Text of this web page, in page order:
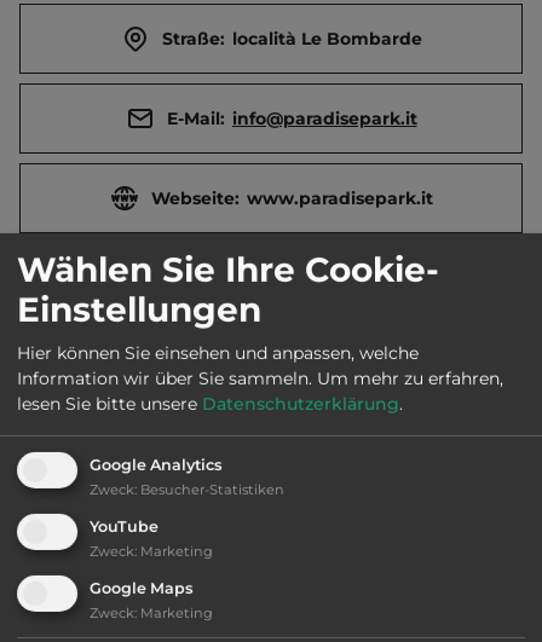
Straße: località Le Bombarde
E-Mail: info@paradisepark.it
Webseite: www.paradisepark.it
Öffnungszeiten: Ganzjährig geöffnet
Telefon: 0039 079 936033
Ausstattung:
bis 25,- Euro
Lage: schön
Wählen Sie Ihre Cookie-
Einstellungen
Hier können Sie einsehen und anpassen, welche
Information wir über Sie sammeln. Um mehr zu erfahren,
lesen Sie bitte unsere Datenschutzerklärung.
Google Analytics
Zweck: Besucher-Statistiken
YouTube
Zweck: Marketing
Google Maps
Zweck: Marketing